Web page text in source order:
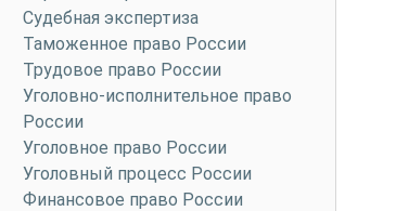
Судебная экспертиза
Таможенное право России
Трудовое право России
Уголовно-исполнительное право
России
Уголовное право России
Уголовный процесс России
Финансовое право России